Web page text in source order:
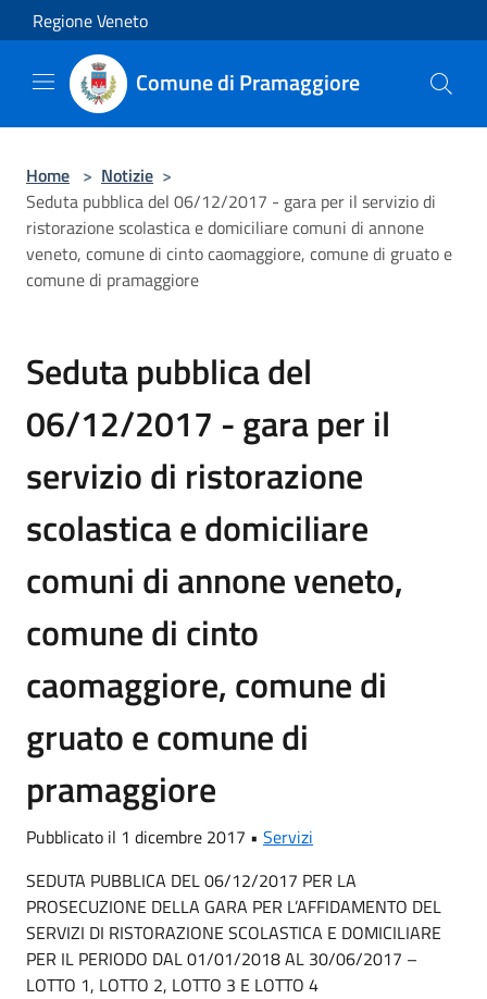
Salta al contenuto principale
Regione Veneto
Comune di Pramaggiore
Home > Notizie >
Seduta pubblica del 06/12/2017 - gara per il servizio di
ristorazione scolastica e domiciliare comuni di annone
veneto, comune di cinto caomaggiore, comune di gruato e
comune di pramaggiore
Seduta pubblica del
06/12/2017 - gara per il
servizio di ristorazione
scolastica e domiciliare
comuni di annone veneto,
comune di cinto
caomaggiore, comune di
gruato e comune di
pramaggiore
Pubblicato il 1 dicembre 2017 • Servizi
SEDUTA PUBBLICA DEL 06/12/2017 PER LA
PROSECUZIONE DELLA GARA PER L’AFFIDAMENTO DEL
SERVIZI DI RISTORAZIONE SCOLASTICA E DOMICILIARE
PER IL PERIODO DAL 01/01/2018 AL 30/06/2017 –
LOTTO 1, LOTTO 2, LOTTO 3 E LOTTO 4